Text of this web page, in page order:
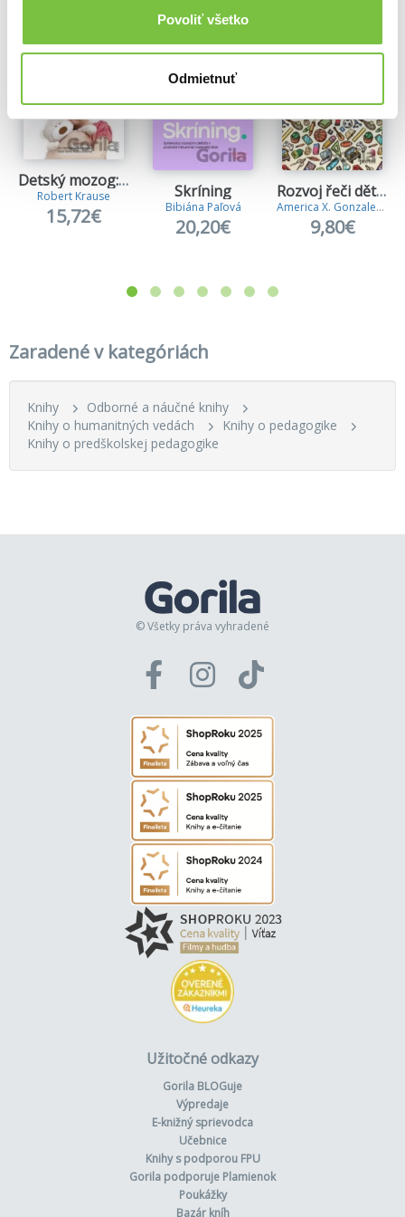
Povoliť všetko
Odmietnuť
Detský mozog: Predškolák
Robert Krause
15,72€
Skríning
Bibiána Paľová
20,20€
Rozvoj řeči dětí s PAS, vývojovou dysfázií a dalšími poruchami
America X. Gonzalez,
9,80€
Zaradené v kategóriách
Knihy
Odborné a náučné knihy
Knihy o humanitných vedách
Knihy o pedagogike
Knihy o predškolskej pedagogike
© Všetky práva vyhradené
Užitočné odkazy
Gorila BLOGuje
Výpredaje
E-knižný sprievodca
Učebnice
Knihy s podporou FPU
Gorila podporuje Plamienok
Poukážky
Bazár kníh